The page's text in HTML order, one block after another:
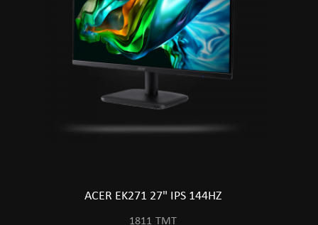
ACER EK271 27" IPS 144HZ
1811 TMT